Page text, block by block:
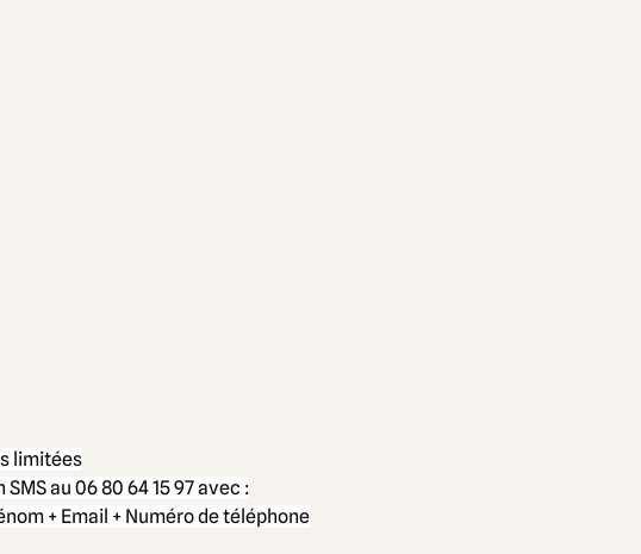
limitées
au 06 80 64 15 97 avec :
+ Email + Numéro de téléphone